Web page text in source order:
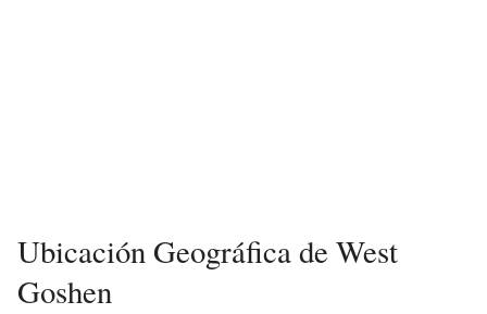
Ubicación Geográfica de West
Goshen